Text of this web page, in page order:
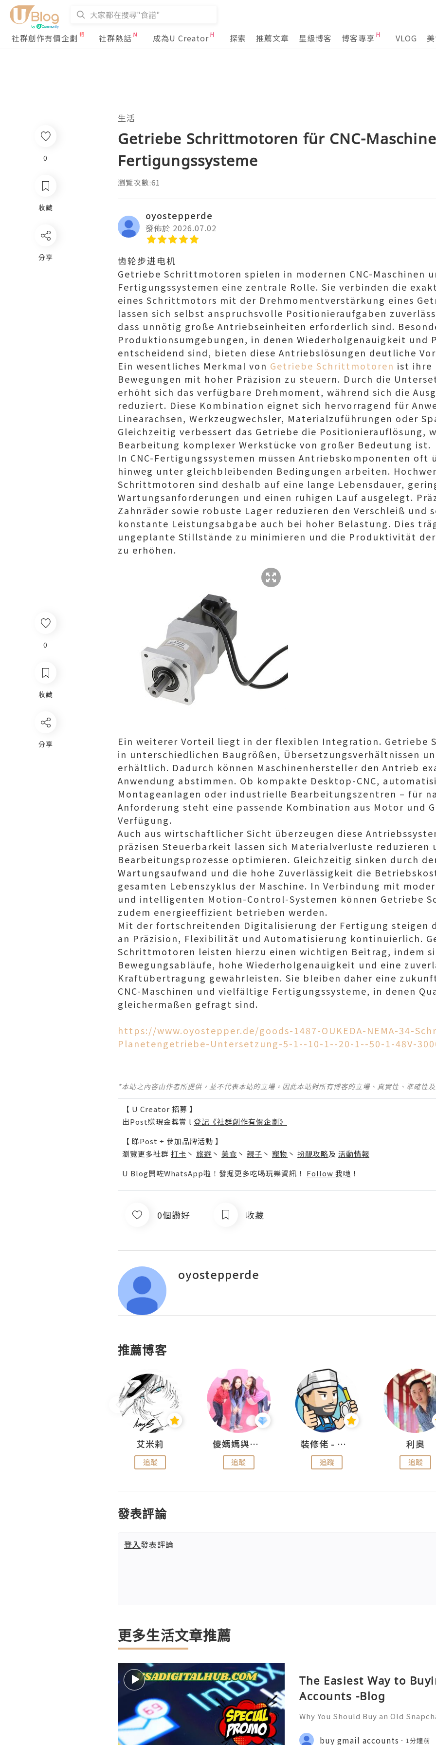
社群創作有價企劃 社群熱話 成為U Creator 探索 推薦文章 星級博客 博客專享 VLOG
0
收藏
分享
生活
Getriebe Schrittmotoren für CNC-
Fertigungssysteme
瀏覽次數:61
oyostepperde
發佈於 2026.07.02
齿轮步进电机
Getriebe Schrittmotoren spielen in modernen CNC-Maschinen
Fertigungssystemen eine zentrale Rolle. Sie verbinden die
eines Schrittmotors mit der Drehmomentverstärkung eines
lassen sich selbst anspruchsvolle Positionieraufgaben
dass unnötig große Antriebseinheiten erforderlich sind.
Produktionsumgebungen, in denen Wiederholgenauigkeit und
entscheidend sind, bieten diese Antriebslösungen deutliche
Ein wesentliches Merkmal von Getriebe Schrittmotoren ist ihre
Bewegungen mit hoher Präzision zu steuern. Durch die
erhöht sich das verfügbare Drehmoment, während sich die
reduziert. Diese Kombination eignet sich hervorragend für
Linearachsen, Werkzeugwechsler, Materialzuführungen oder
Gleichzeitig verbessert das Getriebe die Positionierauflösung,
Bearbeitung komplexer Werkstücke von großer Bedeutung ist.
In CNC-Fertigungssystemen müssen Antriebskomponenten oft
hinweg unter gleichbleibenden Bedingungen arbeiten.
Schrittmotoren sind deshalb auf eine lange Lebensdauer,
Wartungsanforderungen und einen ruhigen Lauf ausgelegt.
Zahnräder sowie robuste Lager reduzieren den Verschleiß und
konstante Leistungsabgabe auch bei hoher Belastung. Dies
ungeplante Stillstände zu minimieren und die Produktivität
zu erhöhen.
Ein weiterer Vorteil liegt in der flexiblen Integration. Getriebe
in unterschiedlichen Baugrößen, Übersetzungsverhältnissen
erhältlich. Dadurch können Maschinenhersteller den Antrieb
Anwendung abstimmen. Ob kompakte Desktop-CNC,
Montageanlagen oder industrielle Bearbeitungszentren – für
Anforderung steht eine passende Kombination aus Motor und
Verfügung.
Auch aus wirtschaftlicher Sicht überzeugen diese
präzisen Steuerbarkeit lassen sich Materialverluste reduzieren
Bearbeitungsprozesse optimieren. Gleichzeitig sinken durch
Wartungsaufwand und die hohe Zuverlässigkeit die
gesamten Lebenszyklus der Maschine. In Verbindung mit
und intelligenten Motion-Control-Systemen können Getriebe
zudem energieeffizient betrieben werden.
Mit der fortschreitenden Digitalisierung der Fertigung steigen
an Präzision, Flexibilität und Automatisierung kontinuierlich.
Schrittmotoren leisten hierzu einen wichtigen Beitrag, indem
Bewegungsabläufe, hohe Wiederholgenauigkeit und eine
Kraftübertragung gewährleisten. Sie bleiben daher eine
CNC-Maschinen und vielfältige Fertigungssysteme, in denen
gleichermaßen gefragt sind.
https://www.oyostepper.de/goods-1487-OUKEDA-NEMA-34-
Planetengetriebe-Untersetzung-5-1--10-1--20-1--50-1-48V-
*本站之內容由作者所提供，並不代表本站的立場。因此本站對所有博客的立場、真實性、準確性
【 U Creator 招募 】
出Post賺現金獎賞 l 登記《社群創作有價企劃》
【 睇Post + 參加品牌活動 】
瀏覽更多社群 打卡 丶 旅遊 丶 美食 丶 親子 丶 寵物 丶 扮靚攻略及 活動情報
U Blog開咗WhatsApp啦！發掘更多吃喝玩樂資訊！ Follow 我哋 ！
0個讚好 收藏
oyostepperde
推薦博客
艾米莉
追蹤
儍媽媽與兩隻小魔怪之家
追蹤
裝修佬 - 香港一站式網上裝修平台
追蹤
利奧
追蹤
發表評論
登入發表評論
更多生活文章推薦
The Easiest Way to
Accounts -Blog
Why You Should Buy an Old
pp :+1 (506) 541-7768
buy gmail accounts 1分鐘前
0
收藏
分享